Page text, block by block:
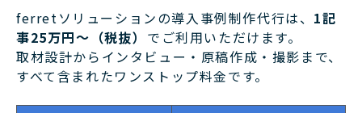
ferretソリューションの導入事例制作代行は、 1記
事25万円〜（税抜） でご利用いただけます。
取材設計からインタビュー・原稿作成・撮影まで、
すべて含まれたワンストップ料金です。